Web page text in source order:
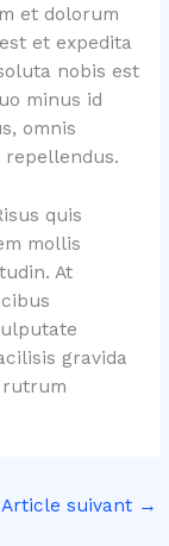
et dolorum
et expedita
nobis est
minus id
omnis
repellendus.
quis
mollis
At
gravida
rutrum
Article suivant →